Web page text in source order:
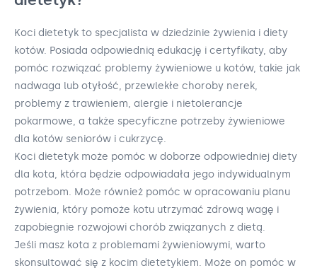
Koci dietetyk to specjalista w dziedzinie żywienia i diety
kotów. Posiada odpowiednią edukację i certyfikaty, aby
pomóc rozwiązać problemy żywieniowe u kotów, takie jak
nadwaga lub otyłość, przewlekłe choroby nerek,
problemy z trawieniem, alergie i nietolerancje
pokarmowe, a także specyficzne potrzeby żywieniowe
dla kotów seniorów i cukrzycę.
Koci dietetyk może pomóc w doborze odpowiedniej diety
dla kota, która będzie odpowiadała jego indywidualnym
potrzebom. Może również pomóc w opracowaniu planu
żywienia, który pomoże kotu utrzymać zdrową wagę i
zapobiegnie rozwojowi chorób związanych z dietą.
Jeśli masz kota z problemami żywieniowymi, warto
skonsultować się z kocim dietetykiem. Może on pomóc w